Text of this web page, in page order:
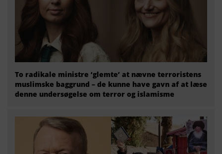
To radikale ministre ‘glemte’ at nævne terroristens
muslimske baggrund – de kunne have gavn af at læse
denne undersøgelse om terror og islamisme